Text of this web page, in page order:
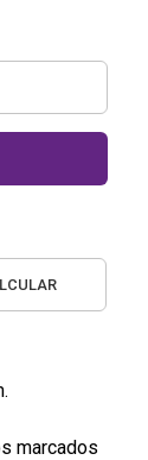
marcados